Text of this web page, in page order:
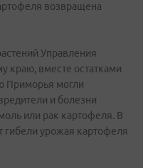
возвращена
Управления
краю, вместе остатками
Приморья могли
и болезни
или рак картофеля. В
гибели урожая картофеля